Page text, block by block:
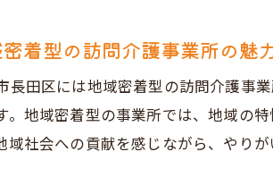
着型の訪問介護事業所の魅
長田区には地域密着型の訪問介護事
。地域密着型の事業所では、地域の
域社会への貢献を感じながら、やり